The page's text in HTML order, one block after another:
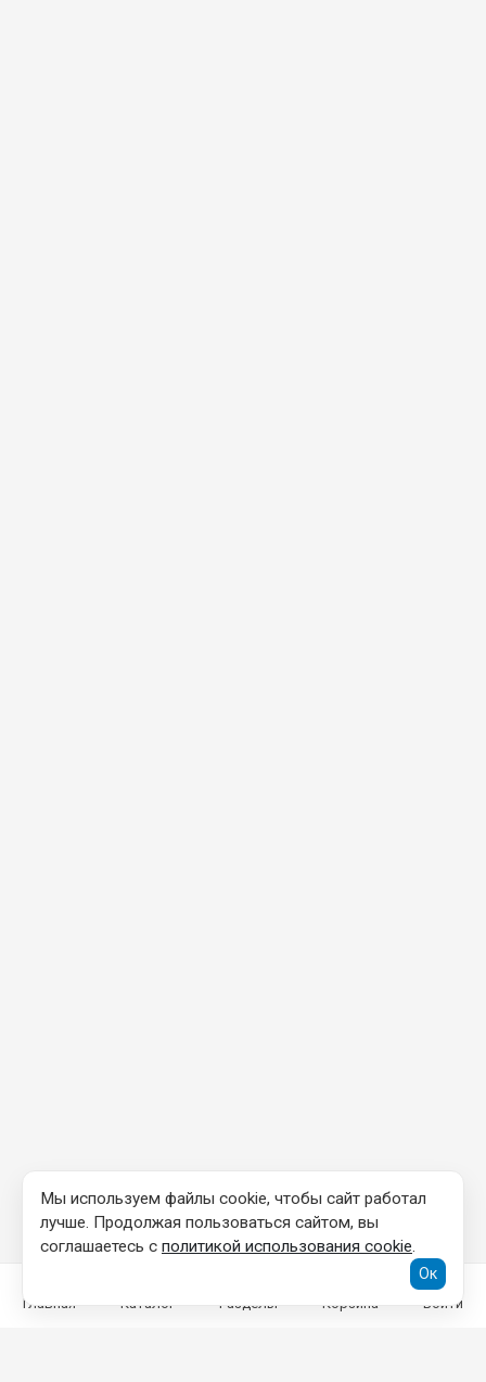
Главная Каталог Разделы Корзина Войти
Мы используем файлы cookie, чтобы сайт работал
лучше. Продолжая пользоваться сайтом, вы
соглашаетесь с политикой использования cookie.
Ок